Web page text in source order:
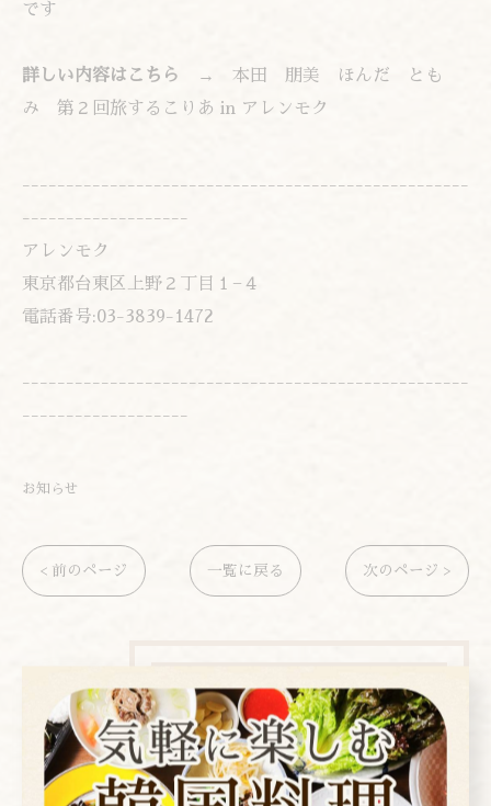
です
詳しい内容はこちら → 本田 朋美 ほんだ とも
み 第２回旅するこりあ in アレンモク
---------------------------------------------------
-------------------
アレンモク
東京都台東区上野２丁目１−４
電話番号:03-3839-1472
---------------------------------------------------
-------------------
お知らせ
< 前のページ 一覧に戻る 次のページ >
全てのカテゴリー
焼肉